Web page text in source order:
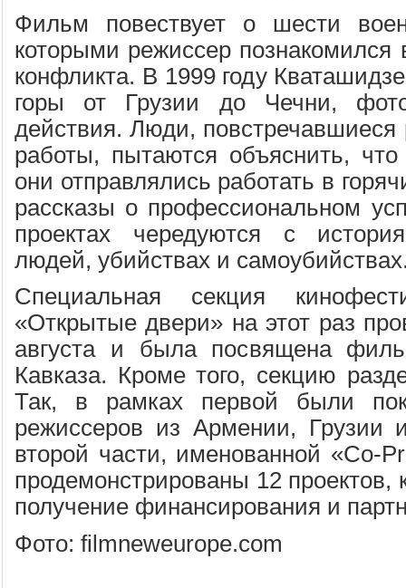
Фильм повествует о шести
которыми режиссер познакомился
конфликта. В 1999 году
горы от Грузии до Чечни,
действия. Люди, повстречавшиеся
работы, пытаются объяснить,
они отправлялись работать в
рассказы о профессиональном
проектах чередуются с
людей, убийствах и
Специальная секция
«Открытые двери» на этот раз
августа и была посвящена
Кавказа. Кроме того, секцию
Так, в рамках первой были
режиссеров из Армении, Грузии
второй части, именованной «Co-
продемонстрированы 12 проектов,
получение финансирования и
Фото: filmneweurope.com